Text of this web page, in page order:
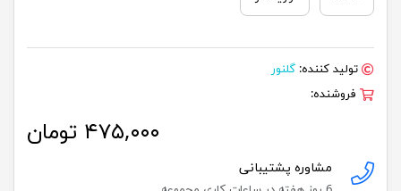
تولید کننده: گلنور
فروشنده:
۴۷۵,۰۰۰ تومان
مشاوره پشتیبانی